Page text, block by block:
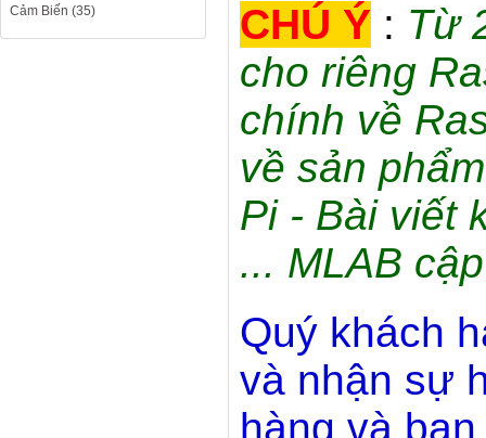
Cảm Biến (35) CHÚ Ý : Từ
cho riêng
chính về
về sản
Pi - Bài viết
... MLAB
Quý khách
và nhận sự
hàng và